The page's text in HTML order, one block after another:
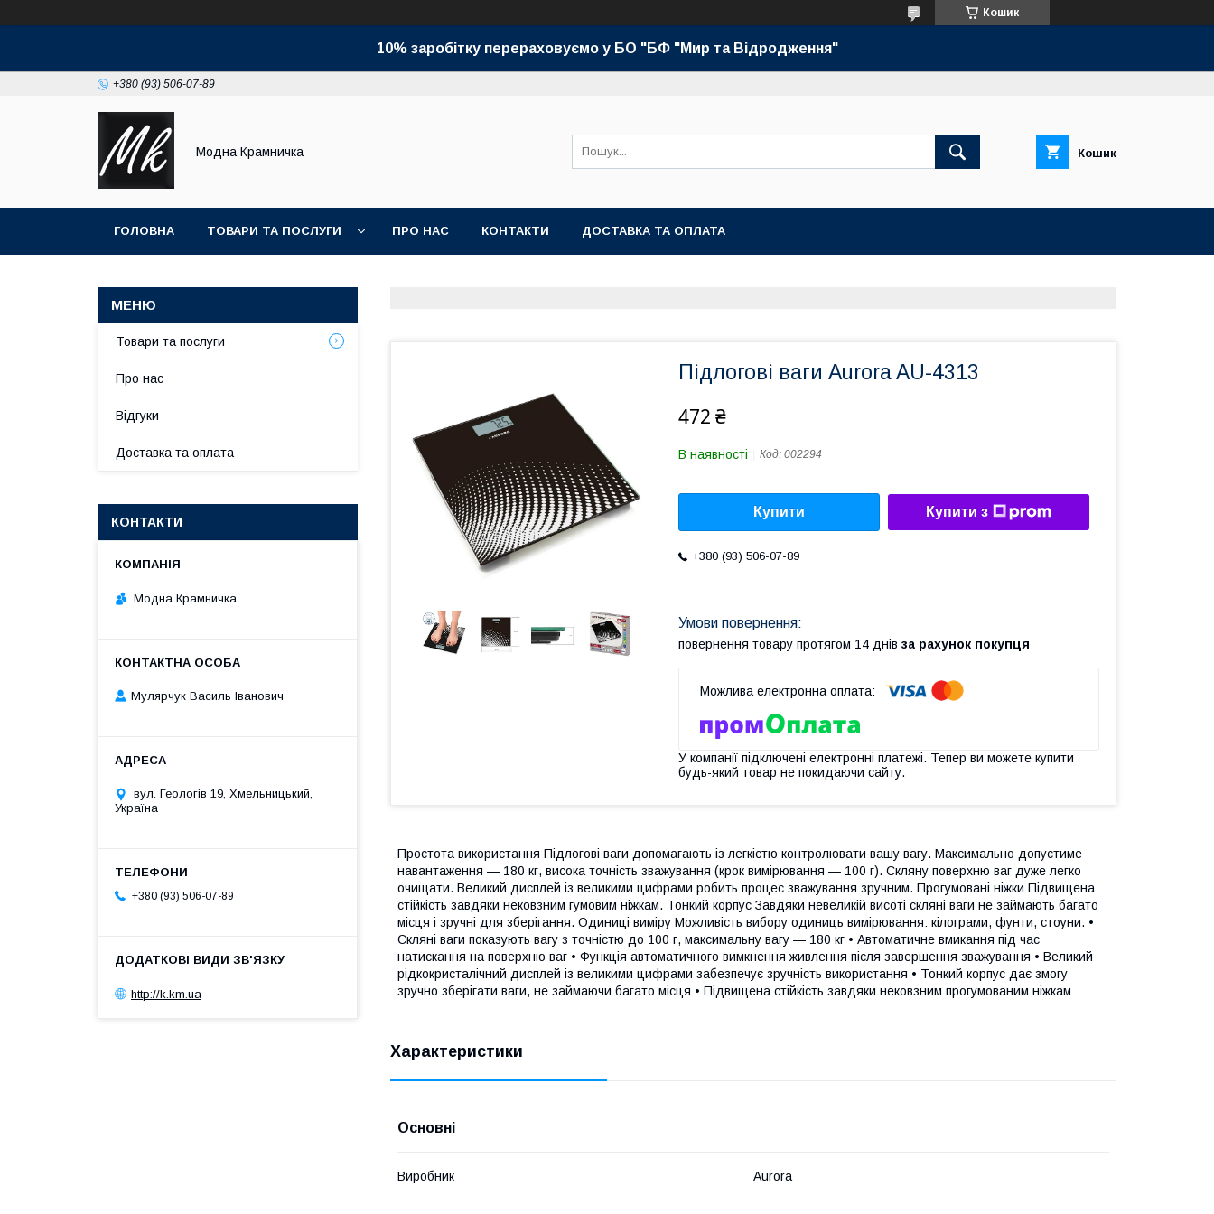
Кошик
10% заробітку перераховуємо у БО "БФ "Мир та Відродження"
+380 (93) 506-07-89
Модна Крамничка Кошик
ГОЛОВНА ТОВАРИ ТА ПОСЛУГИ ПРО НАС КОНТАКТИ ДОСТАВКА ТА ОПЛАТА
Підлогові ваги Aurora AU-4313
472 ₴
В наявності Код: 002294
Купити Купити з
+380 (93) 506-07-89
повернення товару протягом 14 днів за рахунок покупця
У компанії підключені електронні платежі. Тепер ви можете купити
будь-який товар не покидаючи сайту.
Простота використання Підлогові ваги допомагають із легкістю контролювати вашу вагу. Максимально допустиме
навантаження — 180 кг, висока точність зважування (крок вимірювання — 100 г). Скляну поверхню ваг дуже легко
очищати. Великий дисплей із великими цифрами робить процес зважування зручним. Прогумовані ніжки Підвищена
стійкість завдяки нековзним гумовим ніжкам. Тонкий корпус Завдяки невеликій висоті скляні ваги не займають багато
місця і зручні для зберігання. Одиниці виміру Можливість вибору одиниць вимірювання: кілограми, фунти, стоуни. •
Скляні ваги показують вагу з точністю до 100 г, максимальну вагу — 180 кг • Автоматичне вмикання під час
натискання на поверхню ваг • Функція автоматичного вимкнення живлення після завершення зважування • Великий
рідкокристалічний дисплей із великими цифрами забезпечує зручність використання • Тонкий корпус дає змогу
зручно зберігати ваги, не займаючи багато місця • Підвищена стійкість завдяки нековзним прогумованим ніжкам
Характеристики
Основні
Виробник Aurora
Товари та послуги
Про нас
Відгуки
Доставка та оплата
КОНТАКТИ
Модна Крамничка
Мулярчук Василь Іванович
вул. Геологів 19, Хмельницький,
Україна
+380 (93) 506-07-89
http://k.km.ua